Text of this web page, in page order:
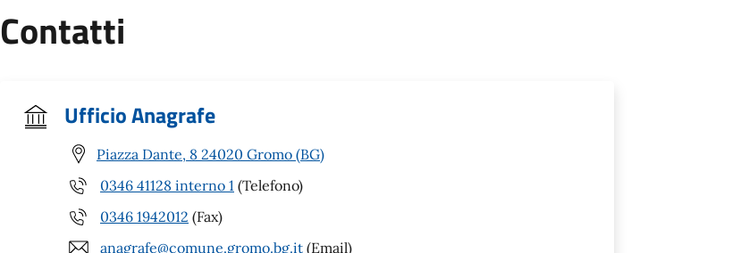
Contatti
Ufficio Anagrafe
Piazza Dante, 8 24020 Gromo (BG)
0346 41128 interno 1 (Telefono)
0346 1942012 (Fax)
anagrafe@comune.gromo.bg.it (Email)